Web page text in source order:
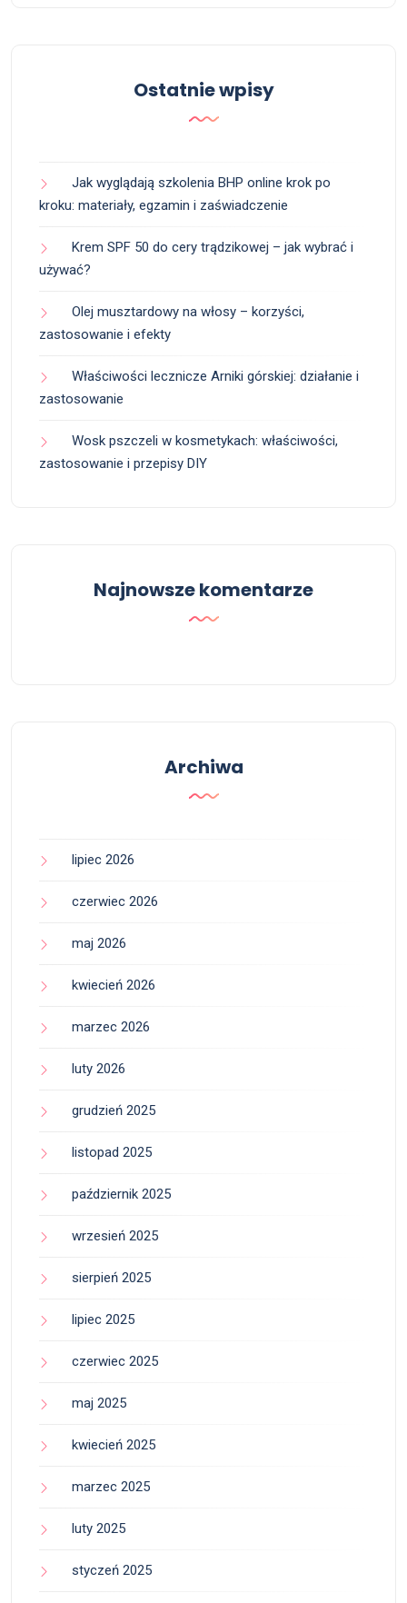
Ostatnie wpisy
Jak wyglądają szkolenia BHP online krok po
kroku: materiały, egzamin i zaświadczenie
Krem SPF 50 do cery trądzikowej – jak wybrać i
używać?
Olej musztardowy na włosy – korzyści,
zastosowanie i efekty
Właściwości lecznicze Arniki górskiej: działanie i
zastosowanie
Wosk pszczeli w kosmetykach: właściwości,
zastosowanie i przepisy DIY
Najnowsze komentarze
Archiwa
lipiec 2026
czerwiec 2026
maj 2026
kwiecień 2026
marzec 2026
luty 2026
grudzień 2025
listopad 2025
październik 2025
wrzesień 2025
sierpień 2025
lipiec 2025
czerwiec 2025
maj 2025
kwiecień 2025
marzec 2025
luty 2025
styczeń 2025